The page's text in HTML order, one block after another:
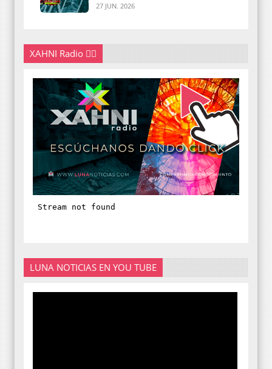
27 JUN. 2026
XAHNI Radio 👇🏽
LUNA NOTICIAS EN YOU TUBE